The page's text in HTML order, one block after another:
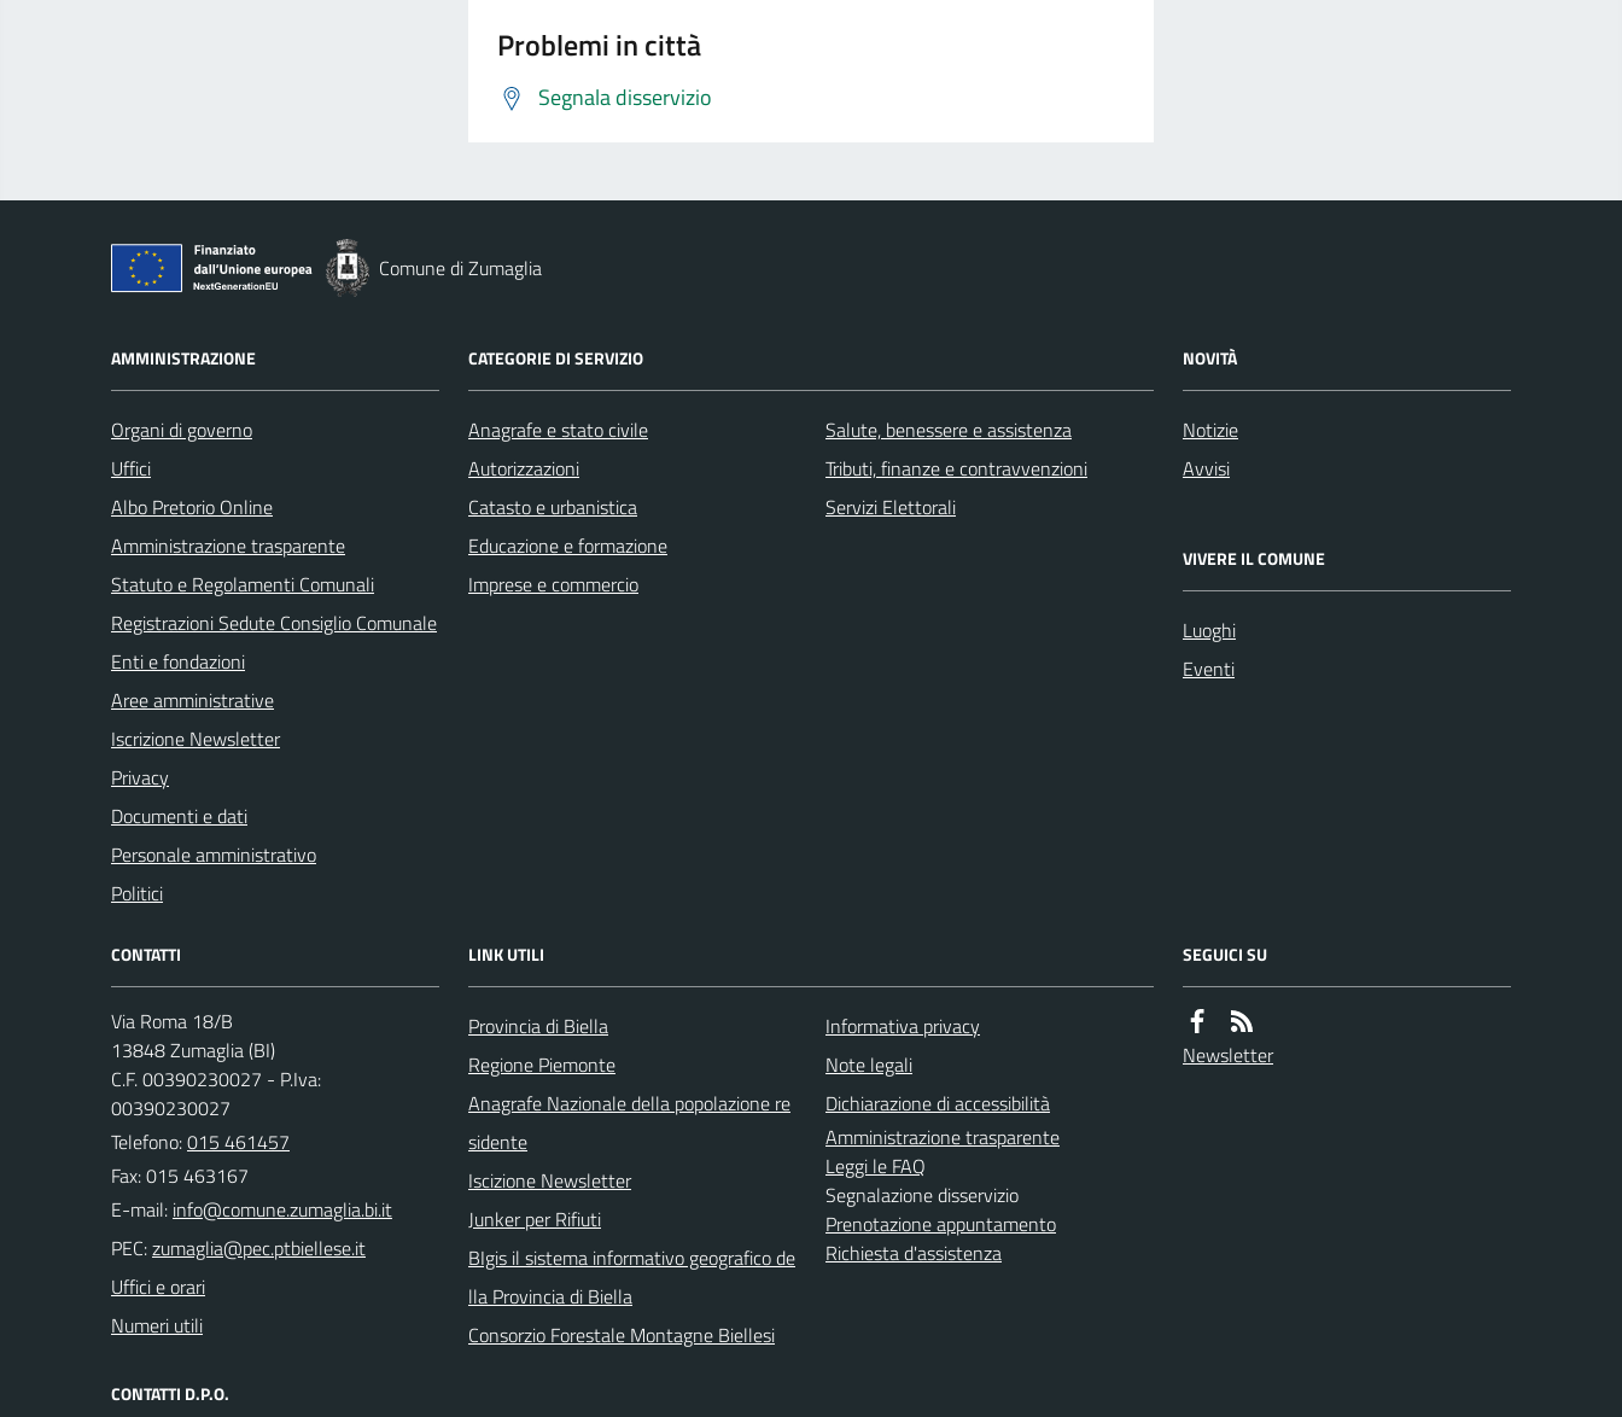
Problemi in città
Segnala disservizio
Comune di Zumaglia
AMMINISTRAZIONE
Organi di governo
Uffici
Albo Pretorio Online
Amministrazione trasparente
Statuto e Regolamenti Comunali
Registrazioni Sedute Consiglio Comunale
Enti e fondazioni
Aree amministrative
Iscrizione Newsletter
Privacy
Documenti e dati
Personale amministrativo
Politici
CATEGORIE DI SERVIZIO
Anagrafe e stato civile
Autorizzazioni
Catasto e urbanistica
Educazione e formazione
Imprese e commercio
Salute, benessere e assistenza
Tributi, finanze e contravvenzioni
Servizi Elettorali
NOVITÀ
Notizie
Avvisi
VIVERE IL COMUNE
Luoghi
Eventi
CONTATTI
Via Roma 18/B
13848 Zumaglia (BI)
C.F. 00390230027 - P.Iva:
00390230027
Telefono:015 461457
Fax: 015 463167
E-mail:
PEC:
Uffici e orari
Numeri utili
CONTATTI D.P.O.
LINK UTILI
Provincia di Biella
Regione Piemonte
Anagrafe Nazionale della popolazione re
sidente
Iscizione Newsletter
Junker per Rifiuti
BIgis il sistema informativo geografico de
lla Provincia di Biella
Consorzio Forestale Montagne Biellesi
Informativa privacy
Note legali
Dichiarazione di accessibilità
Amministrazione trasparente
Leggi le FAQ
Segnalazione disservizio
Prenotazione appuntamento
Richiesta d'assistenza
SEGUICI SU
Newsletter